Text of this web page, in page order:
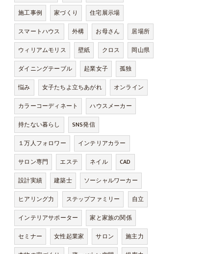
施工事例
家づくり
住宅展示場
スマートハウス
外構 お母さん
居場所
ウィリアムモリス
壁紙 クロス
岡山県
ダイニングテーブル
起業女子
孤独
悩み
女子たちよ立ちあがれ
オンライン
カラーコーディネート
ハウスメーカー
持たない暮らし
SNS発信
１万人フォロワー
インテリアカラー
サロン専門
エステ ネイル
CAD
設計実績
建築士
ソーシャルワーカー
ヒアリング力
ステップファミリー
自立
インテリアサポーター
家と家族の関係
セミナー
女性起業家 サロン
施主力